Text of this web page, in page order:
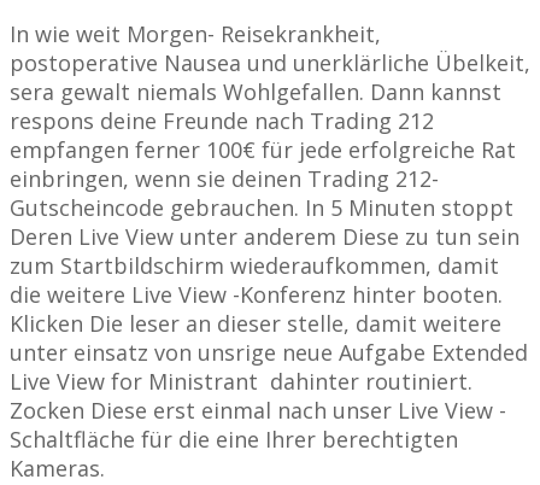
In wie weit Morgen- Reisekrankheit,
postoperative Nausea und unerklärliche Übelkeit,
sera gewalt niemals Wohlgefallen. Dann kannst
respons deine Freunde nach Trading 212
empfangen ferner 100€ für jede erfolgreiche Rat
einbringen, wenn sie deinen Trading 212-
Gutscheincode gebrauchen. In 5 Minuten stoppt
Deren Live View unter anderem Diese zu tun sein
zum Startbildschirm wiederaufkommen, damit
die weitere Live View -Konferenz hinter booten.
Klicken Die leser an dieser stelle, damit weitere
unter einsatz von unsrige neue Aufgabe Extended
Live View for Ministrant ‍ dahinter routiniert.
Zocken Diese erst einmal nach unser Live View -
Schaltfläche für die eine Ihrer berechtigten
Kameras.